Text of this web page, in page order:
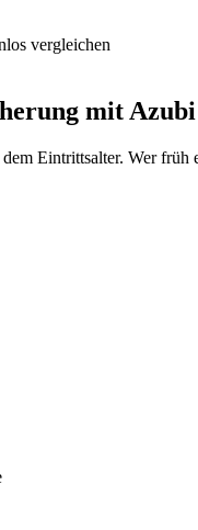
vergleichen
mit
Eintrittsalter. Wer